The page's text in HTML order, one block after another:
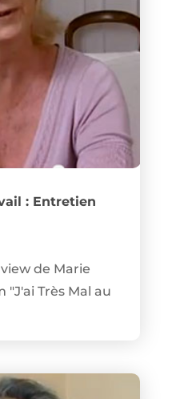
: Entretien
de Marie
"J'ai Très Mal au